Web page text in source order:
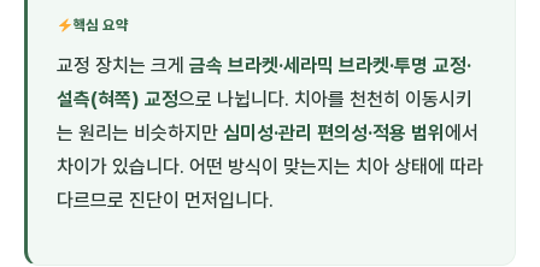
핵심 요약
교정 장치는 크게 금속 브라켓·세라믹 브라켓·투명 교정·
설측(혀쪽) 교정으로 나뉩니다. 치아를 천천히 이동시키
는 원리는 비슷하지만 심미성·관리 편의성·적용 범위 에서
차이가 있습니다. 어떤 방식이 맞는지는 치아 상태에 따라
다르므로 진단이 먼저입니다.